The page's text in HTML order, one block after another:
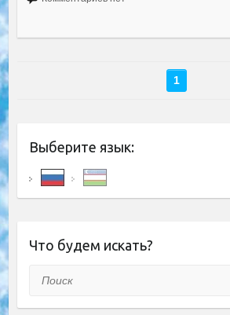
1
Выберите язык:
Что будем искать?
Поиск